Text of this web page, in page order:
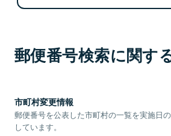
郵便番号検索に関す
市町村変更情報
郵便番号を公表した市町村の一覧を実施日
しています。